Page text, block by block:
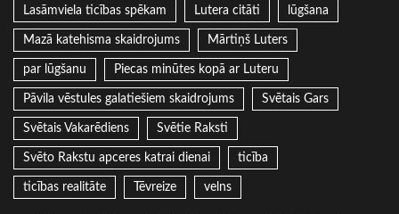
Lasāmviela ticības spēkam Lutera citāti lūgšana
Mazā katehisma skaidrojums Mārtiņš Luters
par lūgšanu Piecas minūtes kopā ar Luteru
Pāvila vēstules galatiešiem skaidrojums Svētais Gars
Svētais Vakarēdiens Svētie Raksti
Svēto Rakstu apceres katrai dienai ticība
ticības realitāte Tēvreize velns